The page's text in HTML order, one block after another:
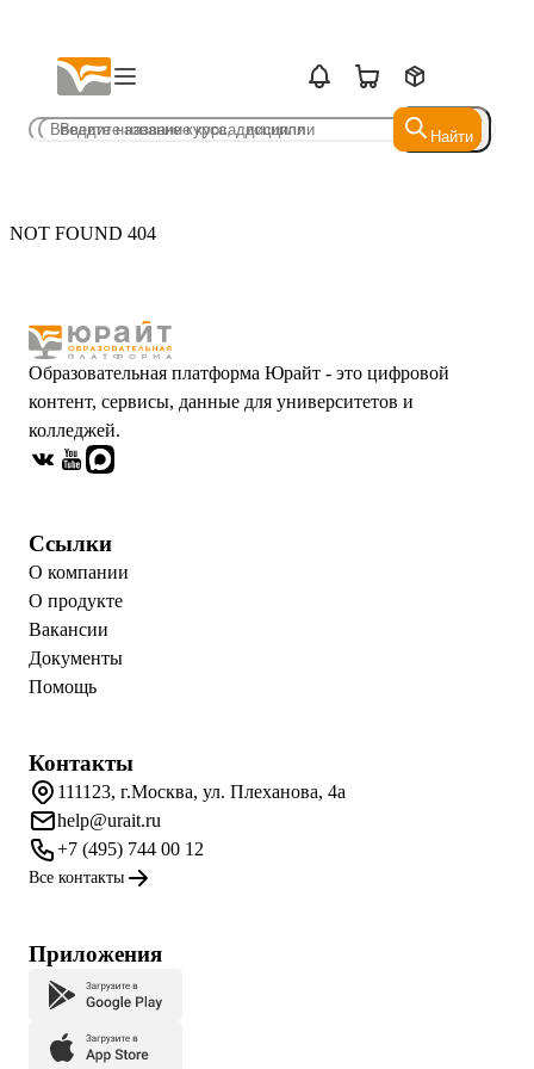
Найти
Найти
NOT FOUND 404
Образовательная платформа Юрайт - это цифровой
контент, сервисы, данные для университетов и
колледжей.
Ссылки
О компании
О продукте
Вакансии
Документы
Помощь
Контакты
111123, г.Москва, ул. Плеханова, 4а
help@urait.ru
+7 (495) 744 00 12
Все контакты
Приложения